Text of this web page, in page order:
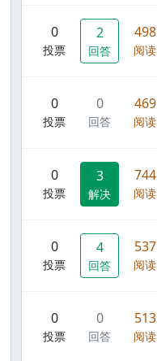
0
投票
2
回答
498
阅读
0
投票
0
回答
469
阅读
0
投票
3
解决
744
阅读
0
投票
4
回答
537
阅读
0
投票
0
回答
513
阅读